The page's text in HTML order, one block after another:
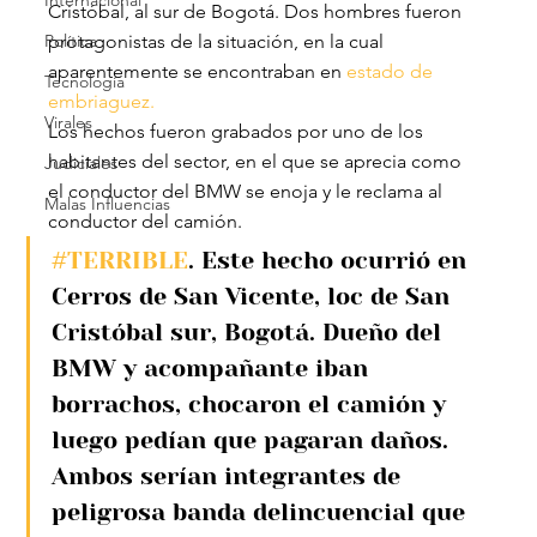
Política
Tecnología
Virales
Judiciales
Malas Influencias
Cristóbal, al sur de Bogotá. Dos hombres fueron
protagonistas de la situación, en la cual
aparentemente se encontraban en estado de
embriaguez.
Los hechos fueron grabados por uno de los
habitantes del sector, en el que se aprecia como
el conductor del BMW se enoja y le reclama al
conductor del camión.
#TERRIBLE. Este hecho ocurrió en
Cerros de San Vicente, loc de San
Cristóbal sur, Bogotá. Dueño del
BMW y acompañante iban
borrachos, chocaron el camión y
luego pedían que pagaran daños.
Ambos serían integrantes de
peligrosa banda delincuencial que